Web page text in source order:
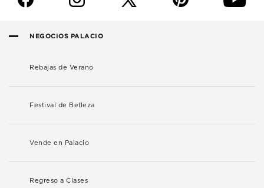
NEGOCIOS PALACIO
Rebajas de Verano
Festival de Belleza
Vende en Palacio
Regreso a Clases